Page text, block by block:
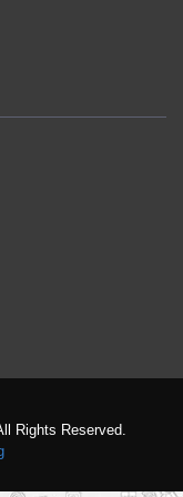
Rights Reserved.